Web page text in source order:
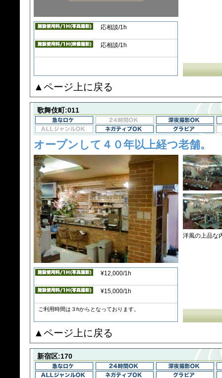
応相談/1h
応相談/1h
▲ページ上に戻る
歌舞伎町:011
オープンして４０年以上経つ老舗。
¥12,000/1h
¥15,000/1h
ご利用時間は３hからとなっております。
洋風の上品な
▲ページ上に戻る
新宿区:170